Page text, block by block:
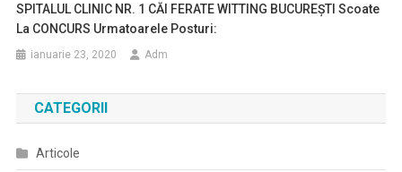
SPITALUL CLINIC NR. 1 CĂI FERATE WITTING BUCUREȘTI Scoate
La CONCURS Urmatoarele Posturi:
ianuarie 23, 2020 Adm
CATEGORII
Articole